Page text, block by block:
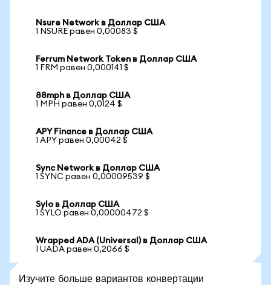
Nsure Network в Доллар США
1 NSURE равен 0,00083 $
Ferrum Network Token в Доллар США
1 FRM равен 0,000141 $
88mph в Доллар США
1 MPH равен 0,0124 $
APY Finance в Доллар США
1 APY равен 0,00042 $
Sync Network в Доллар США
1 SYNC равен 0,00009539 $
Sylo в Доллар США
1 SYLO равен 0,00000472 $
Wrapped ADA (Universal) в Доллар США
1 UADA равен 0,2066 $
Изучите больше вариантов конвертации